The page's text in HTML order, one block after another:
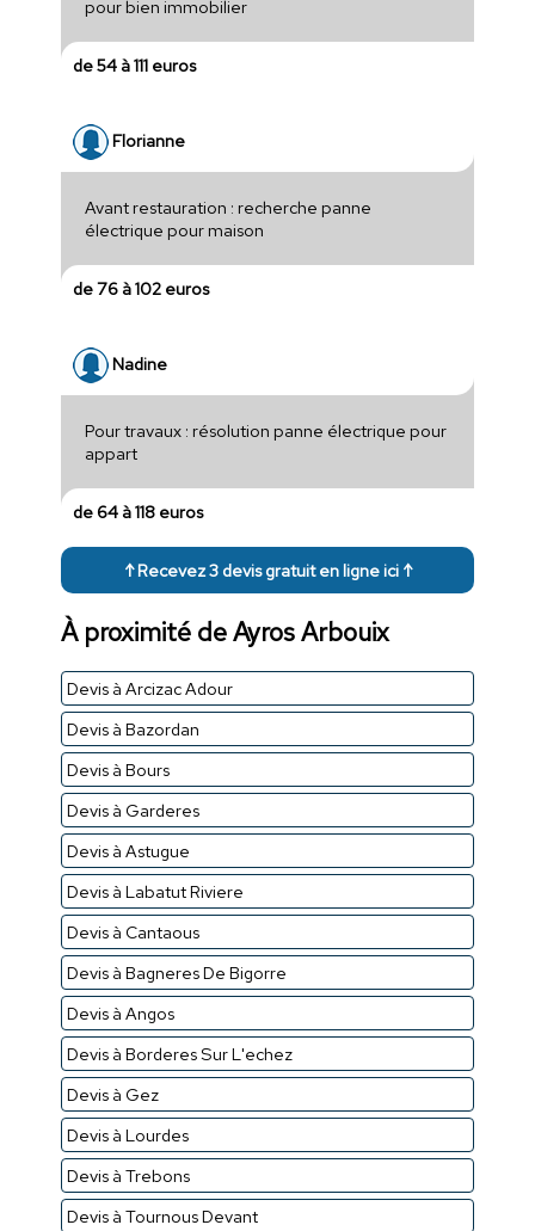
pour bien immobilier
de 54 à 111 euros
Florianne
Avant restauration : recherche panne
électrique pour maison
de 76 à 102 euros
Nadine
Pour travaux : résolution panne électrique pour
appart
de 64 à 118 euros
↑ Recevez 3 devis gratuit en ligne ici ↑
À proximité de Ayros Arbouix
Devis à Arcizac Adour
Devis à Bazordan
Devis à Bours
Devis à Garderes
Devis à Astugue
Devis à Labatut Riviere
Devis à Cantaous
Devis à Bagneres De Bigorre
Devis à Angos
Devis à Borderes Sur L'echez
Devis à Gez
Devis à Lourdes
Devis à Trebons
Devis à Tournous Devant